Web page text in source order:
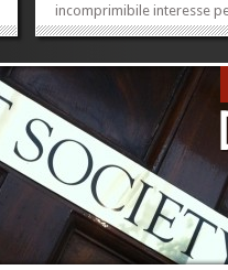
incomprimibile interesse
futuro del tuo Paese, un
la conservatrice Andrea
ha rivolto all’indirizzo della
collega di partito Theresa
(nella foto a...